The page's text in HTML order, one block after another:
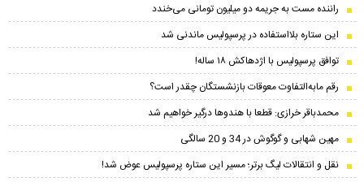
راننده مست به جریمه دو میلیون تومانی می‌خندد
این ستاره بلااستفاده در پرسپولیس ماندنی شد
توافق پرسپولیس با اژدهاکش ۱۸ ساله!
رقم مابه‌‌التفاوت معوقات بازنشستگان چقدر است؟
محمدباقر خرازی: قطعا با هندوها درگیر خواهیم شد
مهین شهابی و گوگوش در 34 و 20 سالگی
نقل و انتقالات لیگ برتر؛ مسیر این ستاره پرسپولیس عوض شد!